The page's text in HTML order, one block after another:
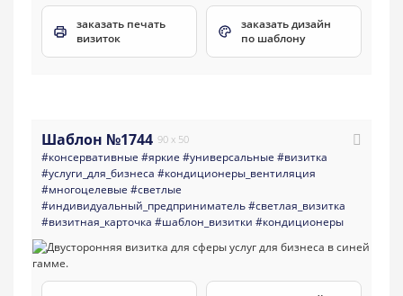
заказать печать
визиток
заказать дизайн
по шаблону
Шаблон №1744 90 x 50
#консервативные #яркие #универсальные #визитка
#услуги_для_бизнеса #кондиционеры_вентиляция
#многоцелевые #светлые
#индивидуальный_предприниматель#светлая_визитка
#визитная_карточка #шаблон_визитки #кондиционеры